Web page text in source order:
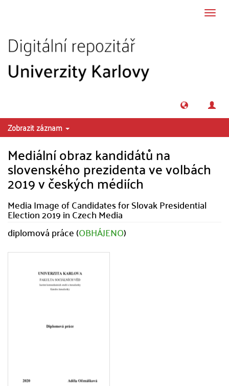
Zobrazit záznam
Mediální obraz kandidátů na
slovenského prezidenta ve volbách
2019 v českých médiích
Media Image of Candidates for Slovak Presidential
Election 2019 in Czech Media
diplomová práce (OBHÁJENO)